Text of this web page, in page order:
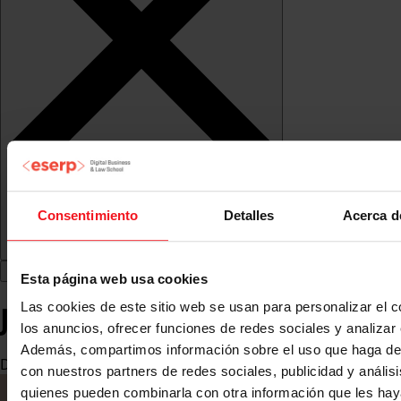
Consentimiento Detalles Acerca
Esta página web usa cookies
Las cookies de este sitio web se usan para personalizar el
los anuncios, ofrecer funciones de redes sociales y analizar
Además, compartimos información sobre el uso que haga
con nuestros partners de redes sociales, publicidad y
quienes pueden combinarla con otra información que les
Josep Bagués i Rodríguez
Director de Comunicación Muntaner Digital S.L